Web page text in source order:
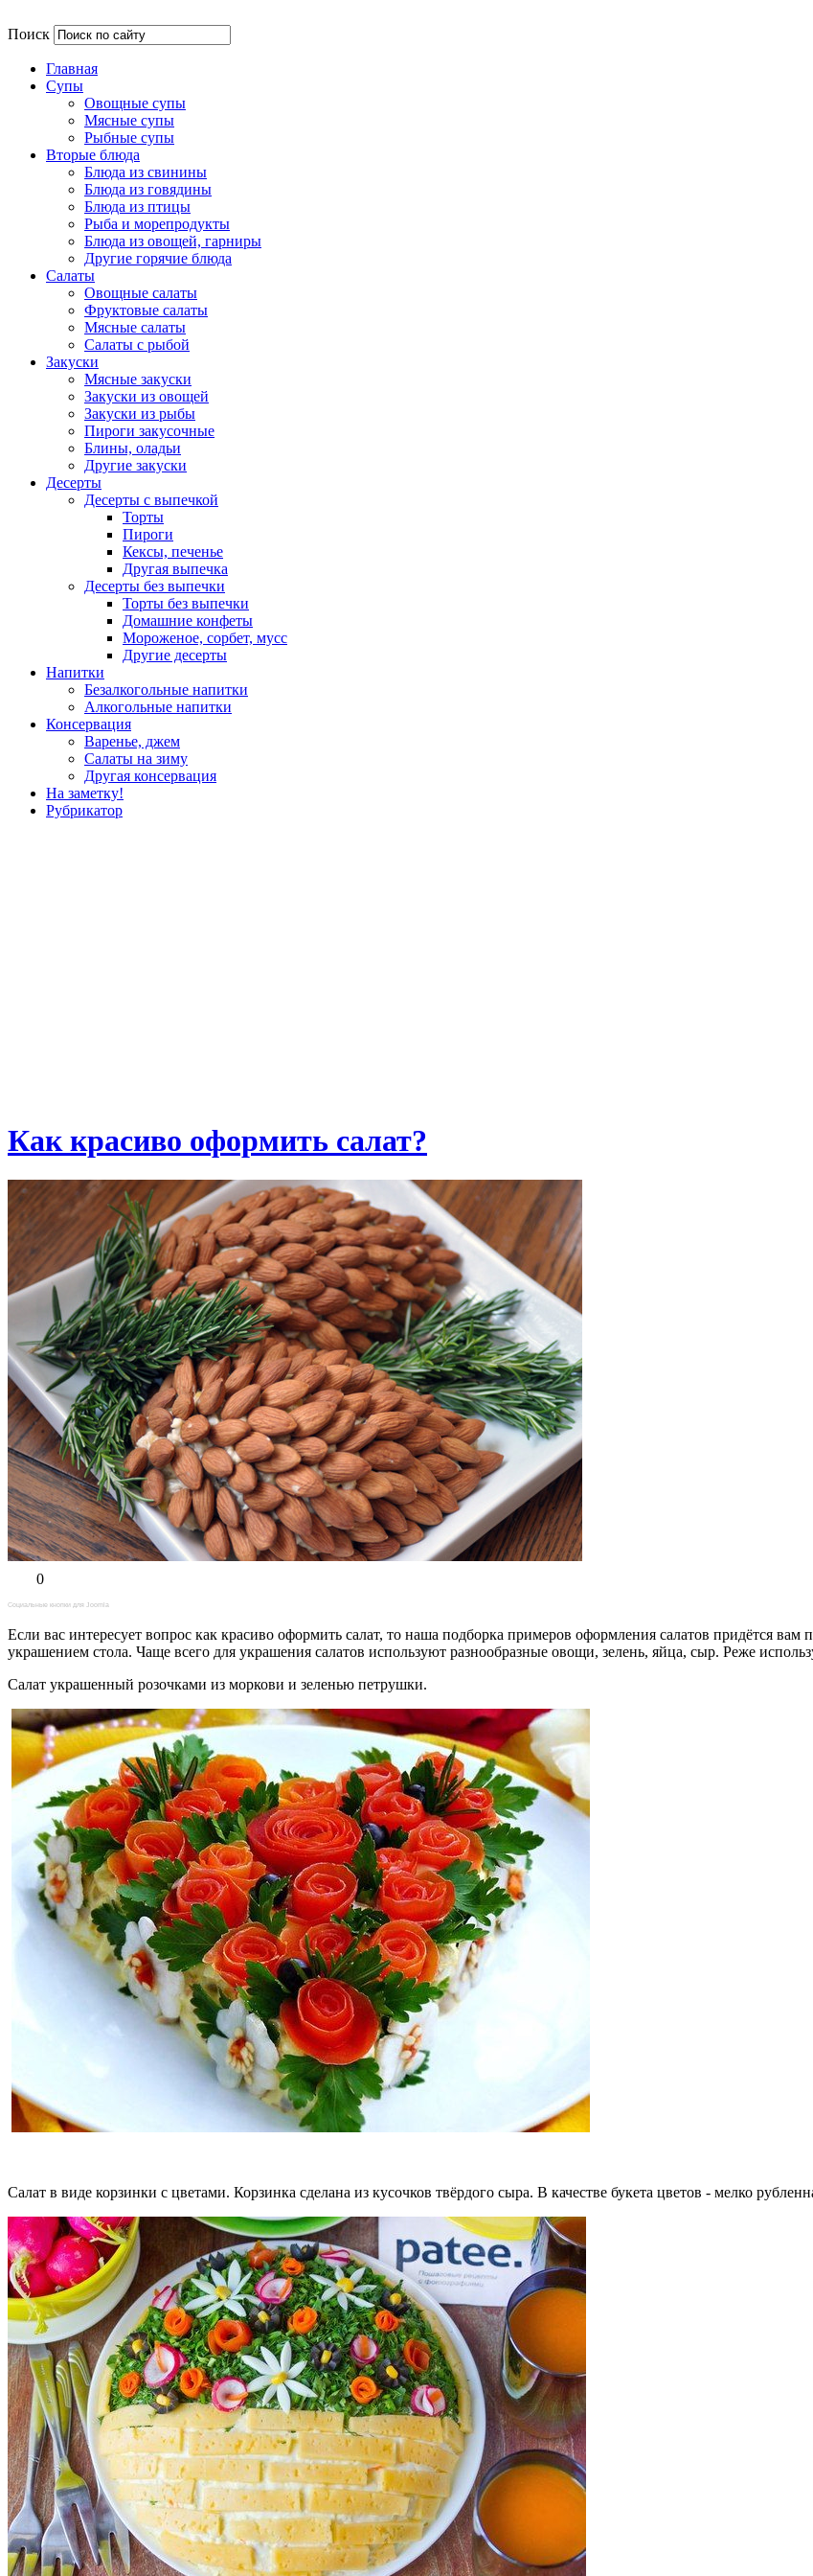
Поиск
Главная
Супы
Овощные супы
Мясные супы
Рыбные супы
Вторые блюда
Блюда из свинины
Блюда из говядины
Блюда из птицы
Рыба и морепродукты
Блюда из овощей, гарниры
Другие горячие блюда
Салаты
Овощные салаты
Фруктовые салаты
Мясные салаты
Салаты с рыбой
Закуски
Мясные закуски
Закуски из овощей
Закуски из рыбы
Пироги закусочные
Блины, оладьи
Другие закуски
Десерты
Десерты с выпечкой
Торты
Пироги
Кексы, печенье
Другая выпечка
Десерты без выпечки
Торты без выпечки
Домашние конфеты
Мороженое, сорбет, мусс
Другие десерты
Напитки
Безалкогольные напитки
Алкогольные напитки
Консервация
Варенье, джем
Салаты на зиму
Другая консервация
На заметку!
Рубрикатор
Как красиво оформить салат?
0
Социальные кнопки для Joomla
Если вас интересует вопрос как красиво оформить салат, то наша подборка примеров оформления салатов придётся
украшением стола. Чаще всего для украшения салатов используют разнообразные овощи, зелень, яйца, сыр. Реже
Салат украшенный розочками из моркови и зеленью петрушки.
Салат в виде корзинки с цветами. Корзинка сделана из кусочков твёрдого сыра. В качестве букета цветов - мелко